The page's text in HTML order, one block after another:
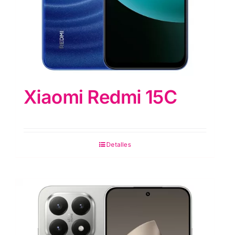
Xiaomi Redmi 15C
Detalles